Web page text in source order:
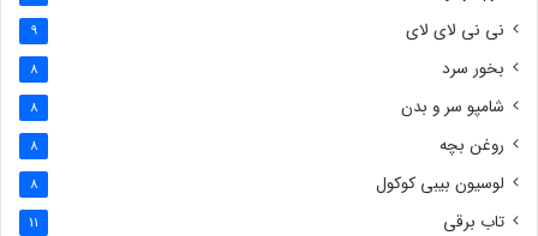
نی نی لای لای 9
بخور سرد 8
شامپو سر و بدن 8
روغن بچه 8
لوسیون بیبی کوکول 8
تاب برقی 11